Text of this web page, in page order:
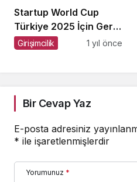
Startup World Cup
Türkiye 2025 İçin Geri
Sayım!
Girişimcilik 1 yıl önce
Bir Cevap Yaz
E-posta adresiniz
* ile işaretlenmişlerdir
Yorumunuz *